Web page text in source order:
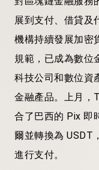
展到支付、借貸及
機構持續發展加密
規範，已成為數位
科技公司和數位資
金融產品。上月，
合了巴西的 Pix 即
爾並轉換為 USDT
進行支付。